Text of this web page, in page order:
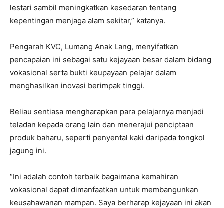
lestari sambil meningkatkan kesedaran tentang
kepentingan menjaga alam sekitar,” katanya.
Pengarah KVC, Lumang Anak Lang, menyifatkan
pencapaian ini sebagai satu kejayaan besar dalam bidang
vokasional serta bukti keupayaan pelajar dalam
menghasilkan inovasi berimpak tinggi.
Beliau sentiasa mengharapkan para pelajarnya menjadi
teladan kepada orang lain dan menerajui penciptaan
produk baharu, seperti penyental kaki daripada tongkol
jagung ini.
“Ini adalah contoh terbaik bagaimana kemahiran
vokasional dapat dimanfaatkan untuk membangunkan
keusahawanan mampan. Saya berharap kejayaan ini akan